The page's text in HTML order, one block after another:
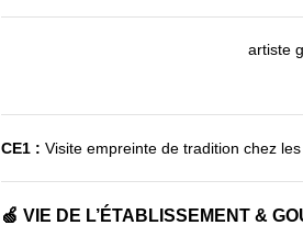
artiste
CE1 :Visite empreinte de tradition chez
🍏 VIE DE L’ÉTABLISSEMENT &